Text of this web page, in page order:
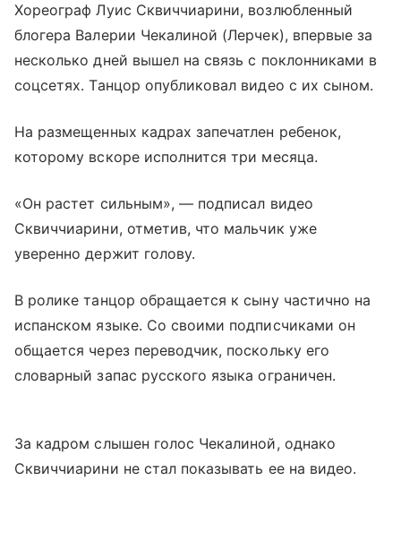
Хореограф Луис Сквиччиарини, возлюбленный
блогера Валерии Чекалиной (Лерчек), впервые за
несколько дней вышел на связь с поклонниками в
соцсетях. Танцор опубликовал видео с их сыном.
На размещенных кадрах запечатлен ребенок,
которому вскоре исполнится три месяца.
«Он растет сильным», — подписал видео
Сквиччиарини, отметив, что мальчик уже
уверенно держит голову.
В ролике танцор обращается к сыну частично на
испанском языке. Со своими подписчиками он
общается через переводчик, поскольку его
словарный запас русского языка ограничен.
За кадром слышен голос Чекалиной, однако
Сквиччиарини не стал показывать ее на видео.